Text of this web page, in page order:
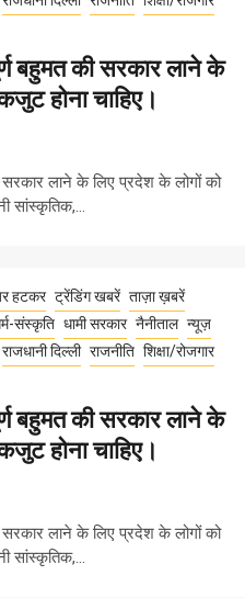
बहुमत की सरकार लाने के
होना चाहिए।
लाने के लिए प्रदेश के लोगों को
सांस्कृतिक,...
हटकर ट्रेंडिंग खबरें ताज़ा ख़बरें
संस्कृति धामी सरकार नैनीताल न्यूज़
राजधानी दिल्ली राजनीति शिक्षा/रोजगार
बहुमत की सरकार लाने के
होना चाहिए।
लाने के लिए प्रदेश के लोगों को
सांस्कृतिक,...